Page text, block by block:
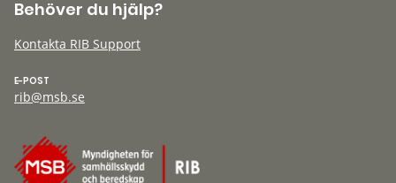
Behöver du hjälp?
Kontakta RIB Support
E-POST
rib@msb.se